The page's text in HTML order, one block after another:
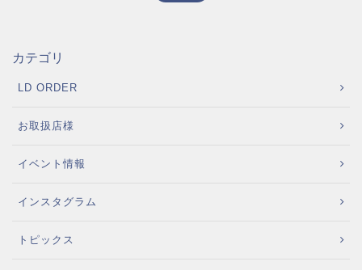
カテゴリ
LD ORDER
お取扱店様
イベント情報
インスタグラム
トピックス